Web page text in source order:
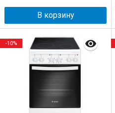
В корзину
-10%